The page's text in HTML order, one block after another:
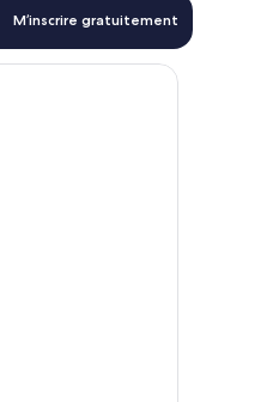
M’inscrire gratuitement